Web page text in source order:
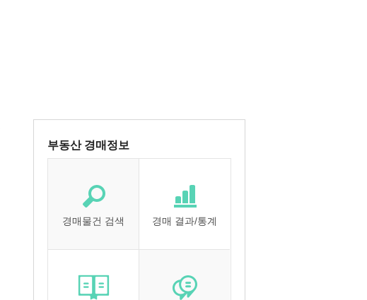
부동산 경매정보
경매물건 검색 경매 결과/통계